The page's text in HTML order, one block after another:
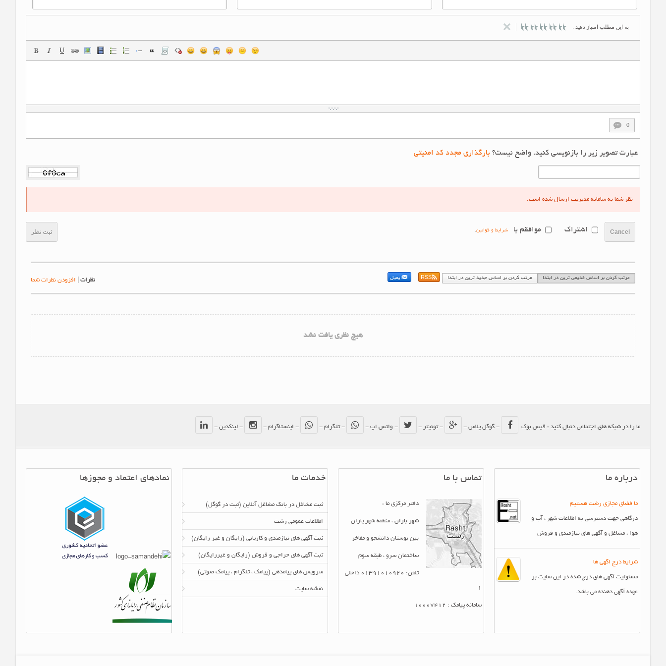
به این مطلب امتیاز دهید :
0
عبارت تصویر زیر را بازنویسی کنید. واضح نیست؟ بارگذاری مجدد کد امنیتی
نظر شما به سامانه مدیریت ارسال شده است.
ثبت نظر Cancel اشتراک موافقم با شرایط و قوانین.
نظرات افزودن نظرات شما مرتب کردن بر اساس قدیمی ترین در ابتدا مرتب کردن بر اساس جدید ترین در ابتدا ایمیل RSS
هیچ نظری یافت نشد
ما را در شبکه های اجتماعی دنبال کنید : فیس بوک - گوگل پلاس - - توئیتر - - واتس اپ - - تلگرام - - اینستاگرام - - لینکدین -
درباره ما
ما فضای مجازی رشت هستیم
درگاهی جهت دسترسی به اطلاعات شهر ، آب و
هوا ، مشاغل و آگهی های نیازمندی و فروش
شرایط درج اگهی ها
مسئولیت آگهی های درج شده در این سایت بر
عهده آگهی دهنده می باشد.
تماس با ما
دفتر مرکزی ما :
شهر باران ، منطقه شهر یاران
بین بوستان دانشجو و مفاخر
ساختمان سرو ، طبقه سوم
تلفن: 01391010920 داخلی
1
سامانه پیامک : 10007412
خدمات ما
ثبت مشاغل در بانک مشاغل آنلاین (ثبت در گوگل)
اطلاعات عمومی رشت
ثبت آگهی های نیازمندی و کاریابی (رایگان و غیر رایگان)
ثبت آگهی های حراجی و فروش (رایگان و غیررایگان)
سرویس های پیامدهی (پیامک ، تلگرام ، پیامک صوتی)
نقشه سایت
نمادهای اعتماد و مجوزها